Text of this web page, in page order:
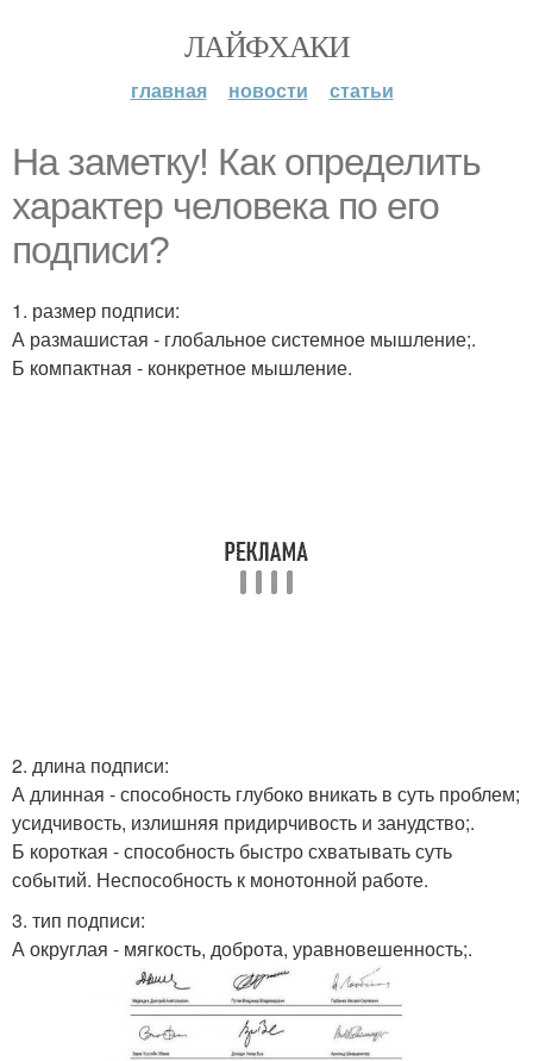
ЛАЙФХАКИ
главная новости статьи
На заметку! Как определить
характер человека по его
подписи?
1. размер подписи:
А размашистая - глобальное системное мышление;.
Б компактная - конкретное мышление.
2. длина подписи:
А длинная - способность глубоко вникать в суть проблем;
усидчивость, излишняя придирчивость и занудство;.
Б короткая - способность быстро схватывать суть
событий. Неспособность к монотонной работе.
3. тип подписи:
А округлая - мягкость, доброта, уравновешенность;.